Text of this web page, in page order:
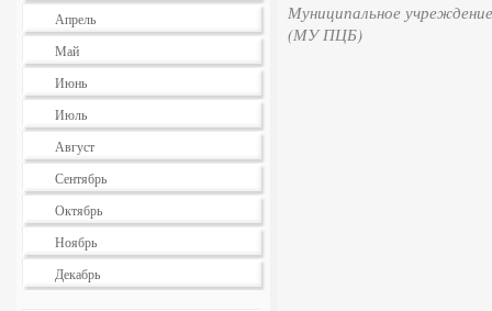
Апрель
Май
Июнь
Июль
Август
Сентябрь
Октябрь
Ноябрь
Декабрь
Муниципальное
(МУ ПЦБ)